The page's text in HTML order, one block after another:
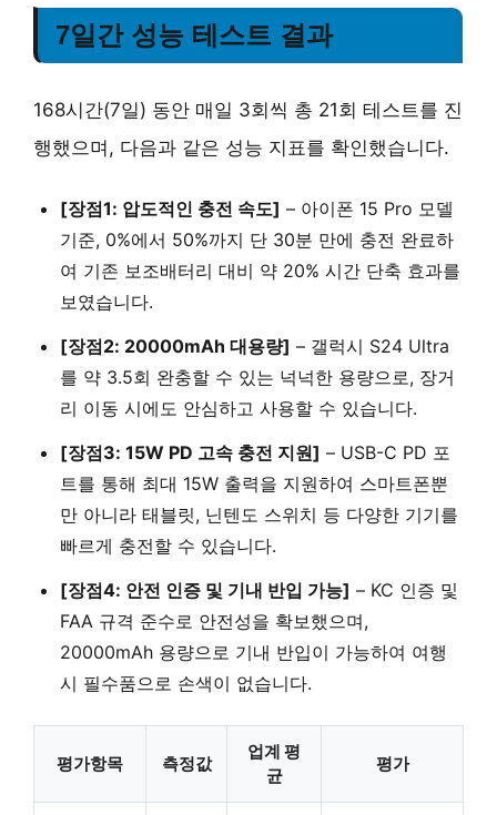
7일간 성능 테스트 결과
168시간(7일) 동안 매일 3회씩 총 21회 테스트를 진
행했으며, 다음과 같은 성능 지표를 확인했습니다.
[장점1: 압도적인 충전 속도] – 아이폰 15 Pro 모델
기준, 0%에서 50%까지 단 30분 만에 충전 완료하
여 기존 보조배터리 대비 약 20% 시간 단축 효과를
보였습니다.
[장점2: 20000mAh 대용량] – 갤럭시 S24 Ultra
를 약 3.5회 완충할 수 있는 넉넉한 용량으로, 장거
리 이동 시에도 안심하고 사용할 수 있습니다.
[장점3: 15W PD 고속 충전 지원] – USB-C PD 포
트를 통해 최대 15W 출력을 지원하여 스마트폰뿐
만 아니라 태블릿, 닌텐도 스위치 등 다양한 기기를
빠르게 충전할 수 있습니다.
[장점4: 안전 인증 및 기내 반입 가능] – KC 인증 및
FAA 규격 준수로 안전성을 확보했으며,
20000mAh 용량으로 기내 반입이 가능하여 여행
시 필수품으로 손색이 없습니다.
평가항목 측정값
업계 평
균
평가